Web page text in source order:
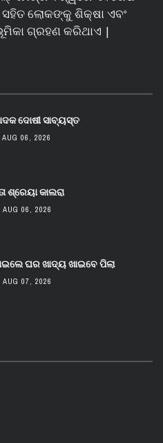
ଲୋକଙ୍କୁ ଶିକ୍ଷା ଏବଂ
ଗ୍ରହଣ କରିଥାଏ |
ଦୋଷୀ ସାବ୍ୟସ୍ତ
AUG 06, 2026
ଶ୍ରେୟା କାଲରା
AUG 06, 2026
ଘର ଖାଦ୍ୟ ଖାଇବେ ପିଲା
AUG 07, 2026